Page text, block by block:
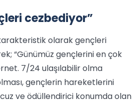
cezbediyor”
olarak gençleri
“Günümüz gençlerini en çok
7/24 ulaşılabilir olma
gençlerin hareketlerini
ve ödüllendirici konumda olan